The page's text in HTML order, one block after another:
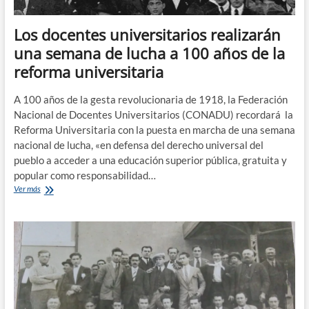
Los docentes universitarios realizarán
una semana de lucha a 100 años de la
reforma universitaria
A 100 años de la gesta revolucionaria de 1918, la Federación
Nacional de Docentes Universitarios (CONADU) recordará la
Reforma Universitaria con la puesta en marcha de una semana
nacional de lucha, «en defensa del derecho universal del
pueblo a acceder a una educación superior pública, gratuita y
popular como responsabilidad…
Ver másLos
semana
de
lucha
a
100